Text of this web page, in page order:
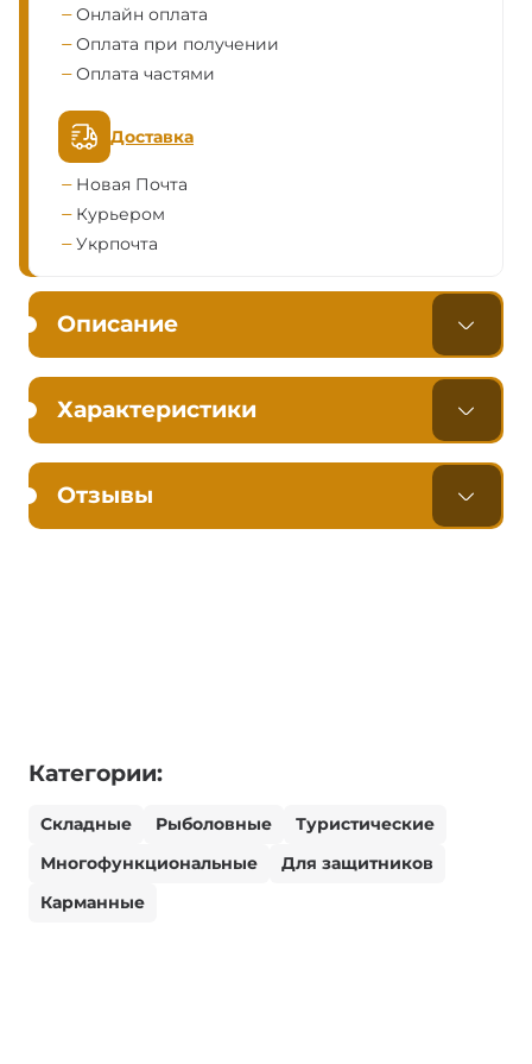
Онлайн оплата
Оплата при получении
Оплата частями
Доставка
Новая Почта
Курьером
Укрпочта
Описание
Характеристики
Отзывы
Категории:
Складные Рыболовные
Туристические
Многофункциональные
Для защитников
Карманные